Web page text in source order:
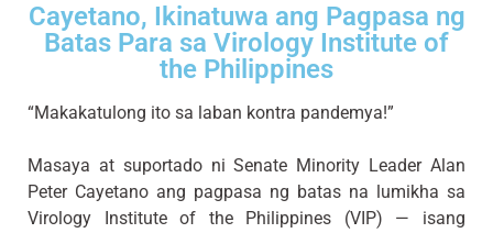
Cayetano, Ikinatuwa ang Pagpasa ng
Batas Para sa Virology Institute of
the Philippines
“Makakatulong ito sa laban kontra pandemya!”
Masaya at suportado ni Senate Minority Leader Alan
Peter Cayetano ang pagpasa ng batas na lumikha sa
Virology Institute of the Philippines (VIP) — isang